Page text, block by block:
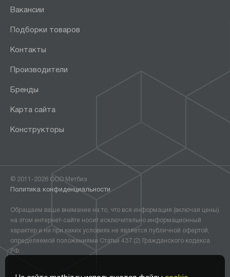
Вакансии
Подборки товаров
Контакты
Производители
Бренды
Карта сайта
Конструкторы
© 2011-2026 ООО Метбиз
Политика конфиденциальности
Обращаем ваше внимание на то, что вся информация (включая цены)
на этом интернет-сайте носит исключительно информационный
характер и ни при каких условиях не является публичной офертой,
определяемой положениями Статьи 437 (2) Гражданского кодекса
РФ.